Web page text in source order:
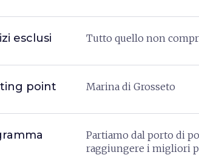
esclusi Tutto quello non
point Marina di Grosseto
Partiamo dal porto di
raggiungere i migliori